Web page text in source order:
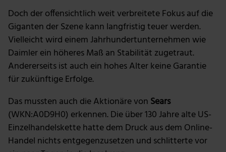
Doch der offensichtlich weit verbreitete Fokus auf die
Giganten der Szene kann langfristig teuer werden.
Vielleicht wird einem Jahrhundertunternehmen wie
Daimler ein höheres Maß an Stabilität zugetraut.
Andererseits ist auch ein hohes Alter keine Garantie
für zukünftige Erfolge.
Das mussten auch die Aktionäre von Sears
(WKN:A0D9H0) erkennen. Die über 130 Jahre alte US-
Einzelhandelskette hatte dem Druck aus dem Online-
Handel nichts entgegenzusetzen und schlitterte vor